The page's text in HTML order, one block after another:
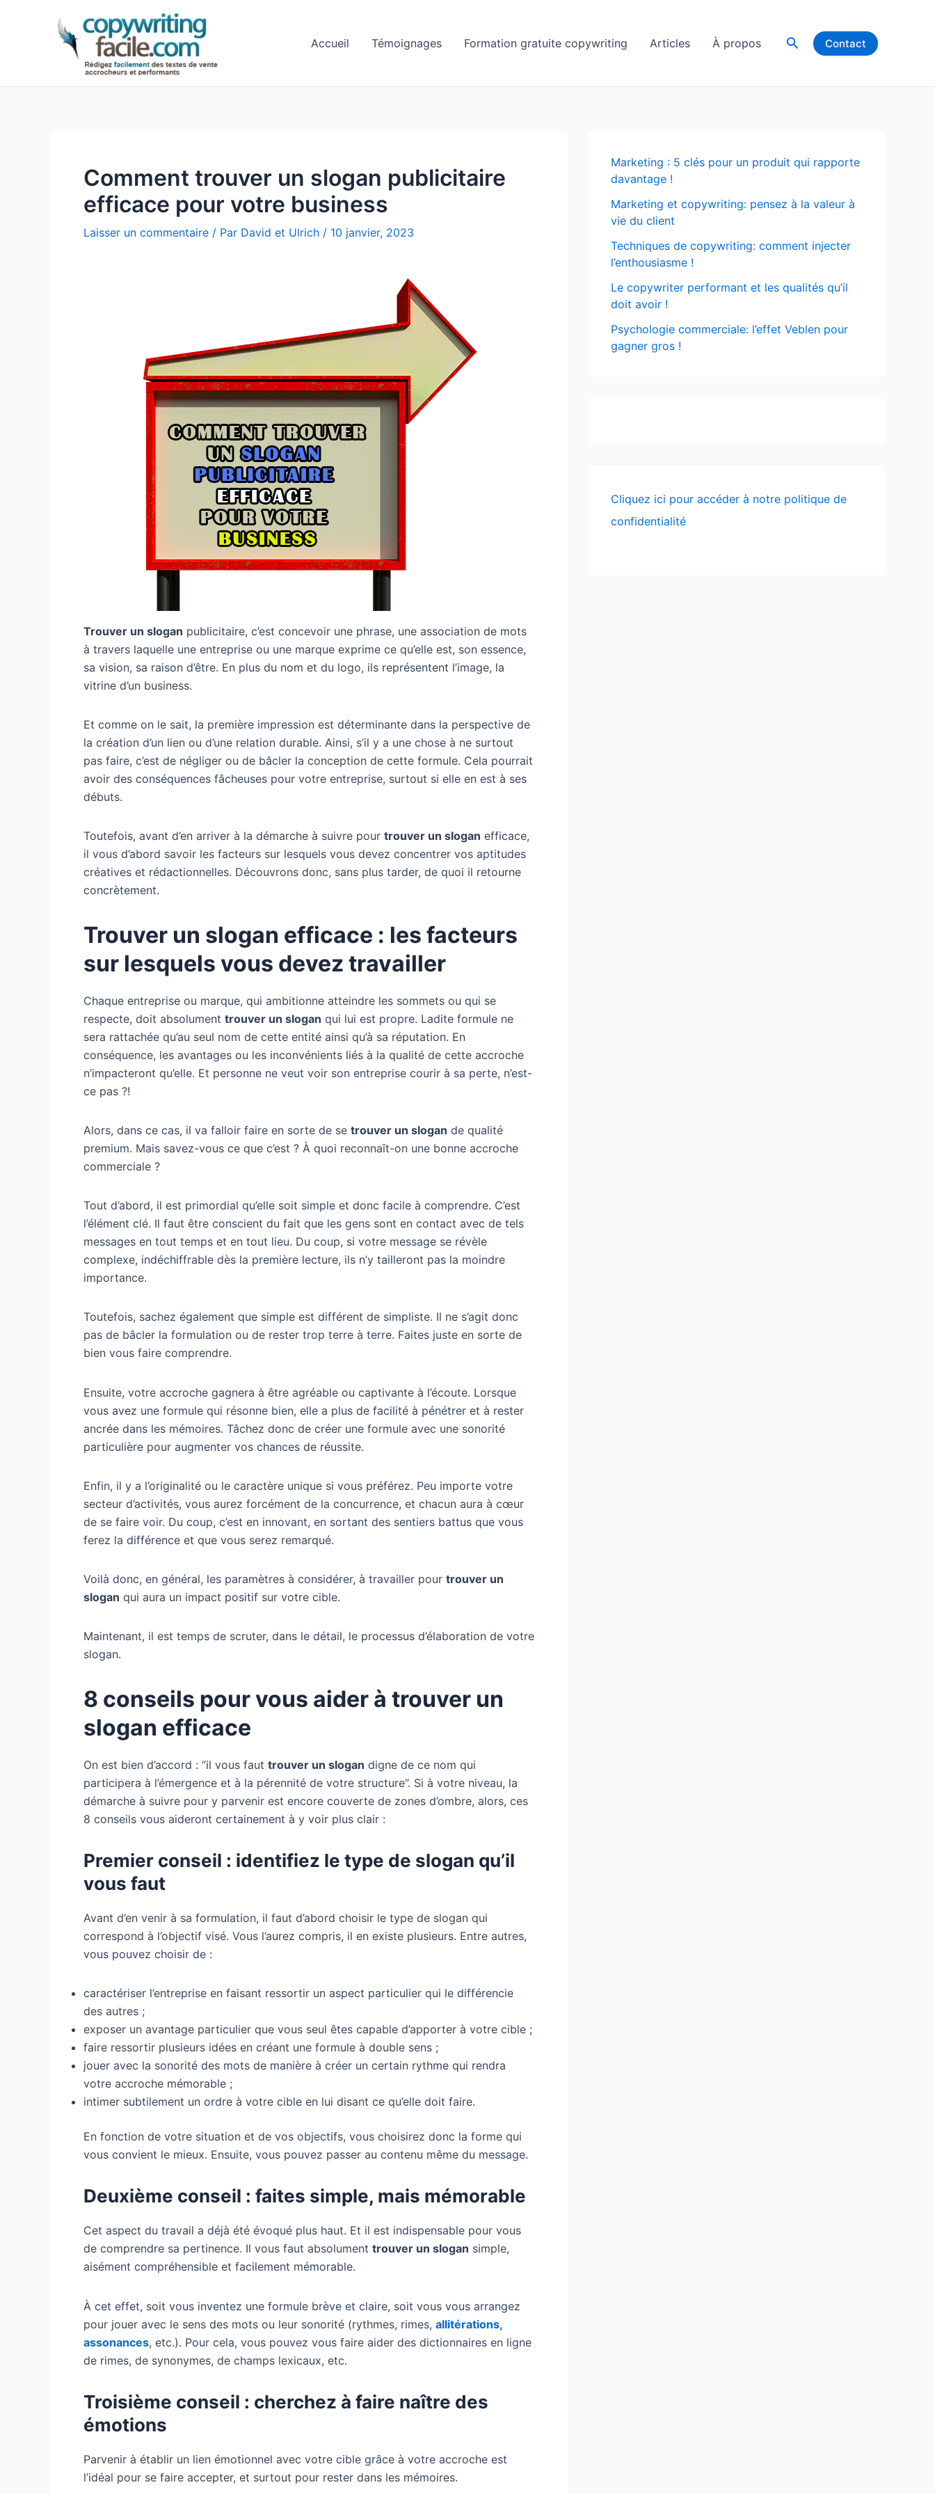
Accueil Témoignages Formation gratuite copywriting Articles À propos Rechercher
Contact
Comment trouver un slogan publicitaire
efficace pour votre business
Laisser un commentaire / Par David et Ulrich / 10 janvier, 2023
Trouver un slogan publicitaire, c’est concevoir une phrase, une association de mots
à travers laquelle une entreprise ou une marque exprime ce qu’elle est, son essence,
sa vision, sa raison d’être. En plus du nom et du logo, ils représentent l’image, la
vitrine d’un business.
Et comme on le sait, la première impression est déterminante dans la perspective de
la création d’un lien ou d’une relation durable. Ainsi, s’il y a une chose à ne surtout
pas faire, c’est de négliger ou de bâcler la conception de cette formule. Cela pourrait
avoir des conséquences fâcheuses pour votre entreprise, surtout si elle en est à ses
débuts.
Toutefois, avant d’en arriver à la démarche à suivre pour trouver un slogan efficace,
il vous d’abord savoir les facteurs sur lesquels vous devez concentrer vos aptitudes
créatives et rédactionnelles. Découvrons donc, sans plus tarder, de quoi il retourne
concrètement.
Trouver un slogan efficace : les facteurs
sur lesquels vous devez travailler
Chaque entreprise ou marque, qui ambitionne atteindre les sommets ou qui se
respecte, doit absolument trouver un slogan qui lui est propre. Ladite formule ne
sera rattachée qu’au seul nom de cette entité ainsi qu’à sa réputation. En
conséquence, les avantages ou les inconvénients liés à la qualité de cette accroche
n’impacteront qu’elle. Et personne ne veut voir son entreprise courir à sa perte, n’est-
ce pas ?!
Alors, dans ce cas, il va falloir faire en sorte de se trouver un slogan de qualité
premium. Mais savez-vous ce que c’est ? À quoi reconnaît-on une bonne accroche
commerciale ?
Tout d’abord, il est primordial qu’elle soit simple et donc facile à comprendre. C’est
l’élément clé. Il faut être conscient du fait que les gens sont en contact avec de tels
messages en tout temps et en tout lieu. Du coup, si votre message se révèle
complexe, indéchiffrable dès la première lecture, ils n’y tailleront pas la moindre
importance.
Toutefois, sachez également que simple est différent de simpliste. Il ne s’agit donc
pas de bâcler la formulation ou de rester trop terre à terre. Faites juste en sorte de
bien vous faire comprendre.
Ensuite, votre accroche gagnera à être agréable ou captivante à l’écoute. Lorsque
vous avez une formule qui résonne bien, elle a plus de facilité à pénétrer et à rester
ancrée dans les mémoires. Tâchez donc de créer une formule avec une sonorité
particulière pour augmenter vos chances de réussite.
Enfin, il y a l’originalité ou le caractère unique si vous préférez. Peu importe votre
secteur d’activités, vous aurez forcément de la concurrence, et chacun aura à cœur
de se faire voir. Du coup, c’est en innovant, en sortant des sentiers battus que vous
ferez la différence et que vous serez remarqué.
Voilà donc, en général, les paramètres à considérer, à travailler pour trouver un
slogan qui aura un impact positif sur votre cible.
Maintenant, il est temps de scruter, dans le détail, le processus d’élaboration de votre
slogan.
8 conseils pour vous aider à trouver un
slogan efficace
On est bien d’accord : ‘’il vous faut trouver un slogan digne de ce nom qui
participera à l’émergence et à la pérennité de votre structure’’. Si à votre niveau, la
démarche à suivre pour y parvenir est encore couverte de zones d’ombre, alors, ces
8 conseils vous aideront certainement à y voir plus clair :
Premier conseil : identifiez le type de slogan qu’il
vous faut
Avant d’en venir à sa formulation, il faut d’abord choisir le type de slogan qui
correspond à l’objectif visé. Vous l’aurez compris, il en existe plusieurs. Entre autres,
vous pouvez choisir de :
caractériser l’entreprise en faisant ressortir un aspect particulier qui le différencie
des autres ;
exposer un avantage particulier que vous seul êtes capable d’apporter à votre cible ;
faire ressortir plusieurs idées en créant une formule à double sens ;
jouer avec la sonorité des mots de manière à créer un certain rythme qui rendra
votre accroche mémorable ;
intimer subtilement un ordre à votre cible en lui disant ce qu’elle doit faire.
En fonction de votre situation et de vos objectifs, vous choisirez donc la forme qui
vous convient le mieux. Ensuite, vous pouvez passer au contenu même du message.
Deuxième conseil : faites simple, mais mémorable
Cet aspect du travail a déjà été évoqué plus haut. Et il est indispensable pour vous
de comprendre sa pertinence. Il vous faut absolument trouver un slogan simple,
aisément compréhensible et facilement mémorable.
À cet effet, soit vous inventez une formule brève et claire, soit vous vous arrangez
pour jouer avec le sens des mots ou leur sonorité (rythmes, rimes, allitérations,
assonances, etc.). Pour cela, vous pouvez vous faire aider des dictionnaires en ligne
de rimes, de synonymes, de champs lexicaux, etc.
Troisième conseil : cherchez à faire naître des
émotions
Parvenir à établir un lien émotionnel avec votre cible grâce à votre accroche est
l’idéal pour se faire accepter, et surtout pour rester dans les mémoires.
des
articles
Marketing : 5 clés pour un produit qui rapporte
davantage !
Marketing et copywriting: pensez à la valeur à
vie du client
Techniques de copywriting: comment injecter
l’enthousiasme !
Le copywriter performant et les qualités qu’il
doit avoir !
Psychologie commerciale: l’effet Veblen pour
gagner gros !
Cliquez ici pour accéder à notre politique de
confidentialité